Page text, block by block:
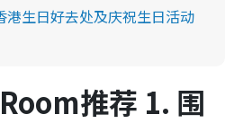
港生日好去处及庆祝生日活动
推荐 1. 围